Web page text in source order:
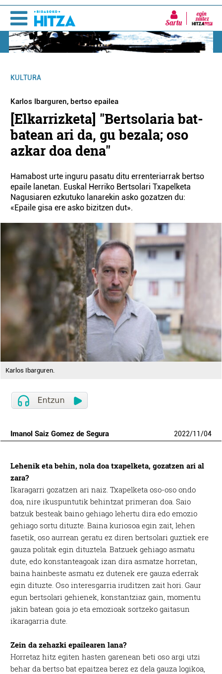
Sartu
KULTURA
Karlos Ibarguren, bertso epailea
[Elkarrizketa] "Bertsolaria bat-
batean ari da, gu bezala; oso
azkar doa dena"
Hamabost urte inguru pasatu ditu errenteriarrak bertso
epaile lanetan. Euskal Herriko Bertsolari Txapelketa
Nagusiaren ezkutuko lanarekin asko gozatzen du:
«Epaile gisa ere asko bizitzen dut».
Karlos Ibarguren.
Imanol Saiz Gomez de Segura 2022/11/04
Lehenik eta behin, nola doa txapelketa, gozatzen ari al
zara?
Ikaragarri gozatzen ari naiz. Txapelketa oso-oso ondo
doa, nire ikuspuntutik behintzat primeran doa. Saio
batzuk besteak baino gehiago lehertu dira edo emozio
gehiago sortu dituzte. Baina kuriosoa egin zait, lehen
fasetik, oso aurrean geratu ez diren bertsolari guztiek ere
gauza politak egin dituztela. Batzuek gehiago asmatu
dute, edo konstanteagoak izan dira asmatze horretan,
baina hainbeste asmatu ez dutenek ere gauza ederrak
egin dituzte. Oso interesgarria iruditzen zait hori. Gaur
egun bertsolari gehienek, konstantziaz gain, momentu
jakin batean goia jo eta emozioak sortzeko gaitasun
ikaragarria dute.
Zein da zehazki epailearen lana?
Horretaz hitz egiten hasten garenean beti oso argi utzi
behar da bertso bat epaitzea berez ez dela gauza logikoa,